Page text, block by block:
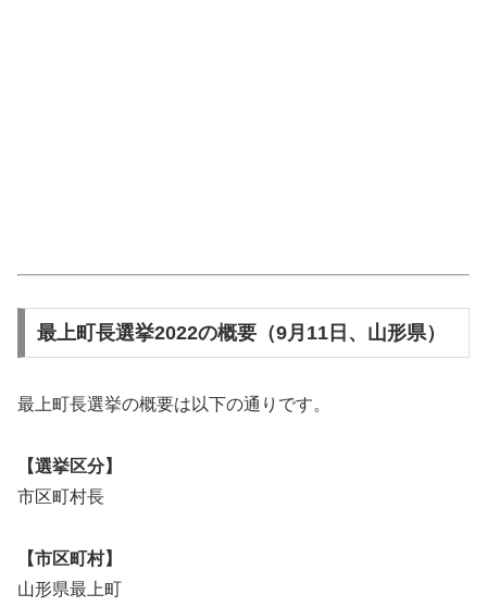
最上町長選挙2022の概要（9月11日、山形県）
最上町長選挙の概要は以下の通りです。
【選挙区分】
市区町村長
【市区町村】
山形県最上町